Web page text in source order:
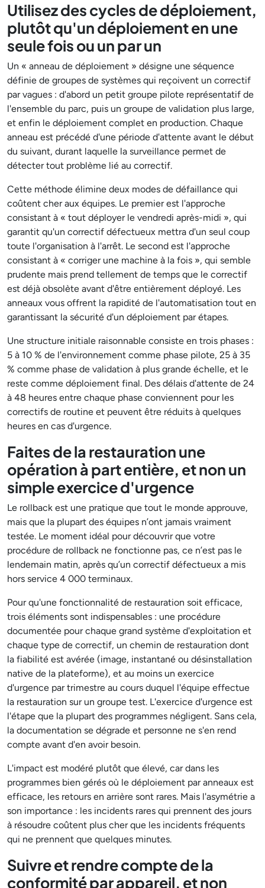
Utilisez des cycles de déploiement,
plutôt qu'un déploiement en une
seule fois ou un par un
Un « anneau de déploiement » désigne une séquence
définie de groupes de systèmes qui reçoivent un correctif
par vagues : d'abord un petit groupe pilote représentatif de
l'ensemble du parc, puis un groupe de validation plus large,
et enfin le déploiement complet en production. Chaque
anneau est précédé d'une période d'attente avant le début
du suivant, durant laquelle la surveillance permet de
détecter tout problème lié au correctif.
Cette méthode élimine deux modes de défaillance qui
coûtent cher aux équipes. Le premier est l'approche
consistant à « tout déployer le vendredi après-midi », qui
garantit qu'un correctif défectueux mettra d'un seul coup
toute l'organisation à l'arrêt. Le second est l'approche
consistant à « corriger une machine à la fois », qui semble
prudente mais prend tellement de temps que le correctif
est déjà obsolète avant d'être entièrement déployé. Les
anneaux vous offrent la rapidité de l'automatisation tout en
garantissant la sécurité d'un déploiement par étapes.
Une structure initiale raisonnable consiste en trois phases :
5 à 10 % de l'environnement comme phase pilote, 25 à 35
% comme phase de validation à plus grande échelle, et le
reste comme déploiement final. Des délais d'attente de 24
à 48 heures entre chaque phase conviennent pour les
correctifs de routine et peuvent être réduits à quelques
heures en cas d'urgence.
Faites de la restauration une
opération à part entière, et non un
simple exercice d'urgence
Le rollback est une pratique que tout le monde approuve,
mais que la plupart des équipes n’ont jamais vraiment
testée. Le moment idéal pour découvrir que votre
procédure de rollback ne fonctionne pas, ce n’est pas le
lendemain matin, après qu’un correctif défectueux a mis
hors service 4 000 terminaux.
Pour qu'une fonctionnalité de restauration soit efficace,
trois éléments sont indispensables : une procédure
documentée pour chaque grand système d'exploitation et
chaque type de correctif, un chemin de restauration dont
la fiabilité est avérée (image, instantané ou désinstallation
native de la plateforme), et au moins un exercice
d'urgence par trimestre au cours duquel l'équipe effectue
la restauration sur un groupe test. L'exercice d'urgence est
l'étape que la plupart des programmes négligent. Sans cela,
la documentation se dégrade et personne ne s'en rend
compte avant d'en avoir besoin.
L'impact est modéré plutôt que élevé, car dans les
programmes bien gérés où le déploiement par anneaux est
efficace, les retours en arrière sont rares. Mais l'asymétrie a
son importance : les incidents rares qui prennent des jours
à résoudre coûtent plus cher que les incidents fréquents
qui ne prennent que quelques minutes.
Suivre et rendre compte de la
conformité par appareil, et non